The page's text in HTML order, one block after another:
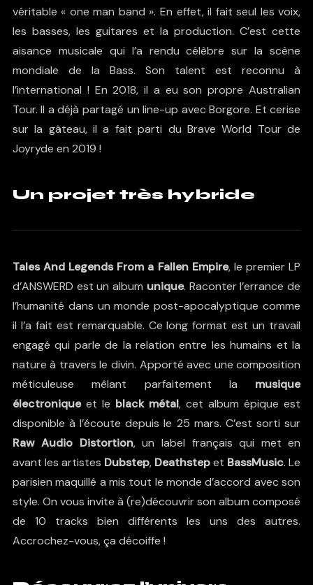
véritable « one man band ». En effet, il fait seul les voix,
les basses, les guitares et la production. C’est cette
aisance musicale qui l’a rendu célèbre sur la scène
mondiale de la Bass. Son talent est reconnu à
l’international ! En 2018, il a eu son propre Australian
Tour. Il a déjà partagé un line-up avec Borgore. Et cerise
sur la gâteau, il a fait parti du Brave World Tour de
Joyryde en 2019 !
Un projet très hybride
Tales And Legends From a Fallen Empire, le premier LP
d’ANSWERD est un album unique. Raconter l’errance de
l’humanité dans un monde post-apocalyptique comme
il l’a fait est remarquable. Ce long format est un travail
engagé qui parle de la relation entre les humains et la
nature à travers le divin. Apporté avec une composition
méticuleuse mêlant parfaitement la musique
électroniqueet le black métal, cet album épique est
disponible à l’écoute depuis le 25 mars. C’est sorti sur
Raw Audio Distortion, un label français qui met en
avant les artistes Dubstep, Deathstepet BassMusic. Le
parisien maquillé a mis tout le monde d’accord avec son
style. On vous invite à (re)découvrir son album composé
de 10 tracks bien différents les uns des autres.
Accrochez-vous, ça décoiffe !